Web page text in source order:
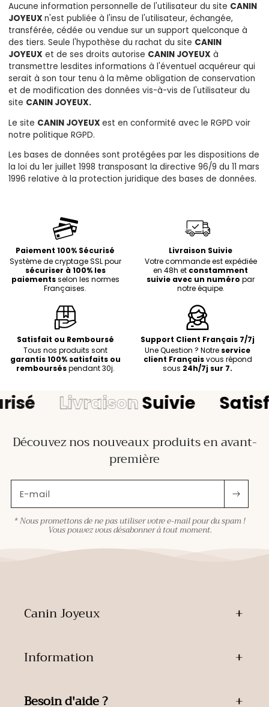
Aucune information personnelle de l'utilisateur du site CANIN
JOYEUX n'est publiée à l'insu de l'utilisateur, échangée,
transférée, cédée ou vendue sur un support quelconque à
des tiers. Seule l'hypothèse du rachat du site CANIN
JOYEUX et de ses droits autorise CANIN JOYEUX à
transmettre lesdites informations à l'éventuel acquéreur qui
serait à son tour tenu à la même obligation de conservation
et de modification des données vis-à-vis de l'utilisateur du
site CANIN JOYEUX.
Le site CANIN JOYEUX est en conformité avec le RGPD voir
notre politique RGPD.
Les bases de données sont protégées par les dispositions de
la loi du 1er juillet 1998 transposant la directive 96/9 du 11 mars
1996 relative à la protection juridique des bases de données.
Paiement 100% Sécurisé
Système de cryptage SSL pour
sécuriser à 100% les
paiementsselon les normes
Françaises.
Livraison Suivie
Votre commande est expédiée
en 48h et constamment
suivie avec un numéro par
notre équipe.
Satisfait ou Remboursé
Tous nos produits sont
garantis 100% satisfaits ou
rembourséspendant 30j.
Support Client Français 7/7j
Une Question ? Notre service
client Françaisvous répond
sous 24h/7j sur 7.
LivraisonSuivie
Découvez nos nouveaux produits en avant-
première
E-mail
* Nous promettons de ne pas utiliser votre e-mail pour du spam !
Vous pouvez vous désabonner à tout moment.
Canin Joyeux
Information
Besoin d'aide ?